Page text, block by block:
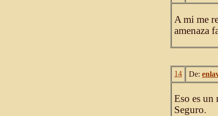
A mi me
amenaza
14 De:
Eso es
Seguro.